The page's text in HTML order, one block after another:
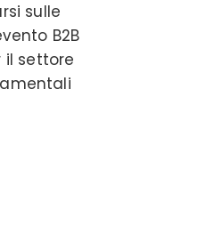
sulle
B2B
il settore